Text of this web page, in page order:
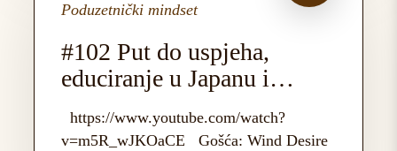
Poduzetnički mindset
#102 Put do uspjeha,
educiranje u Japanu i
izazovi na poduzetničkom
putu
https://www.youtube.com/watch?
v=m5R_wJKOaCE Gošća: Wind Desire